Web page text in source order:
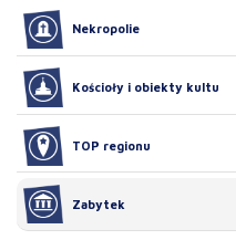
Nekropolie
Kościoły i obiekty kultu
TOP regionu
Zabytek